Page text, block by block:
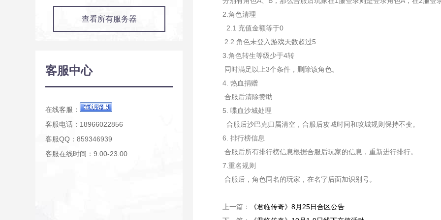
查看所有服务器
客服中心
在线客服：
客服电话：18966022856
客服QQ：859346939
客服在线时间：9:00-23:00
2.角色清理
2.1 充值金额等于0
2.2 角色未登入游戏天数超过5
3.角色转生等级少于4转
同时满足以上3个条件，删除该角色。
4. 热血捐赠
合服后清除赞助
5. 喋血沙城处理
合服后沙巴克归属清空，合服后攻城时间和攻城规则保持不变。
6. 排行榜信息
合服后所有排行榜信息根据合服后玩家的信息，重新进行排行。
7.重名规则
合服后，角色同名的玩家，在名字后面加识别号。
上一篇：
《君临传奇》8月25日合区公告